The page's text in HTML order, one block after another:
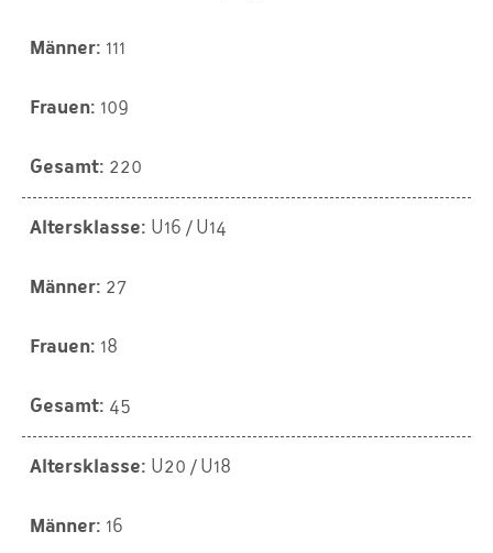
111
109
220
U16 / U14
27
18
45
U20 / U18
16